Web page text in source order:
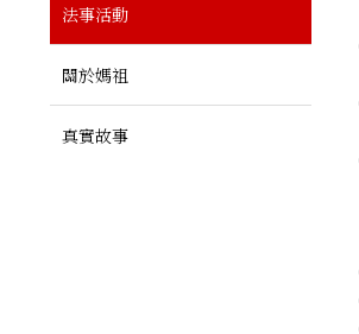
法事活動
關於媽祖
真實故事